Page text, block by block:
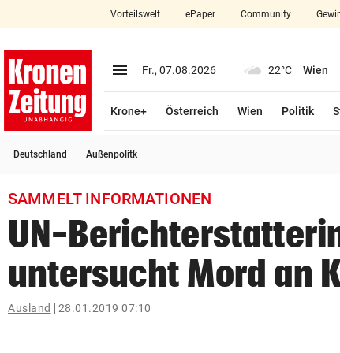
closeSchließen
account_circle Anmelden
arrow_right
bookmark
search
Suchbegriff
eingeben
Vorteilswelt ePaper Community
menu Menü aufklappen
Fr., 07.08.2026 22°C Wien
Krone+ Österreich Wien Politik
Deutschland Außenpolitk
SAMMELT INFORMATIONEN
UN-
untersucht Mord an
Ausland 28.01.2019 07:10